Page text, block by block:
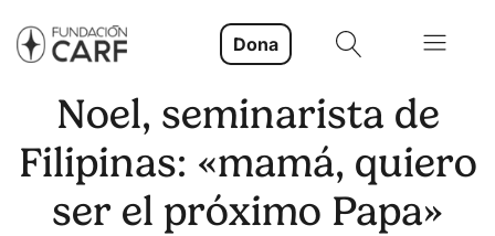
Dona
Noel, seminarista de
Filipinas: «mamá, quiero
ser el próximo Papa»